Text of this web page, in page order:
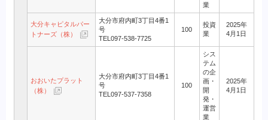
業
大分キャピタルパー
トナーズ（株）
大分市府内町3丁目4番1
号
TEL097-538-7725
100
投資
業
2025年
4月1日
おおいたプラット
（株）
大分市府内町3丁目4番1
号
TEL097-537-7358
100
シス
テム
の企
画・
開
発・
運営
業
2025年
4月1日